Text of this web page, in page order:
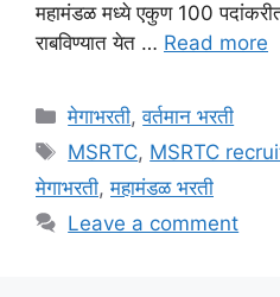
महामंडळ मध्ये एकुण 100
राबविण्यात येत … Read more
Categories
मेगाभरती,वर्तमान भरती
Tags
MSRTC, MSRTC
मेगाभरती,महामंडळ भरती
Leave a comment